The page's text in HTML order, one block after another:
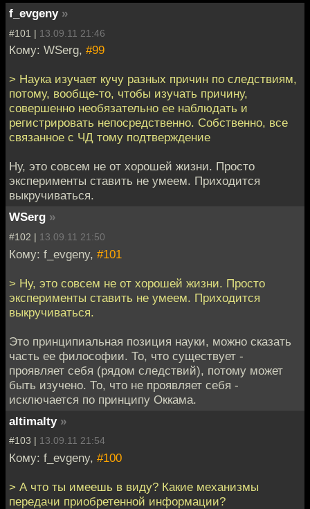
f_evgeny »
#101 | 13.09.11 21:46
Кому: WSerg, #99
> Наука изучает кучу разных причин по следствиям,
потому, вообще-то, чтобы изучать причину,
совершенно необязательно ее наблюдать и
регистрировать непосредственно. Собственно, все
связанное с ЧД тому подтверждение
Ну, это совсем не от хорошей жизни. Просто
эксперименты ставить не умеем. Приходится
выкручиваться.
WSerg »
#102 | 13.09.11 21:50
Кому: f_evgeny, #101
> Ну, это совсем не от хорошей жизни. Просто
эксперименты ставить не умеем. Приходится
выкручиваться.
Это принципиальная позиция науки, можно сказать
часть ее философии. То, что существует -
проявляет себя (рядом следствий), потому может
быть изучено. То, что не проявляет себя -
исключается по принципу Оккама.
altimalty »
#103 | 13.09.11 21:54
Кому: f_evgeny, #100
> А что ты имеешь в виду? Какие механизмы
передачи приобретенной информации?